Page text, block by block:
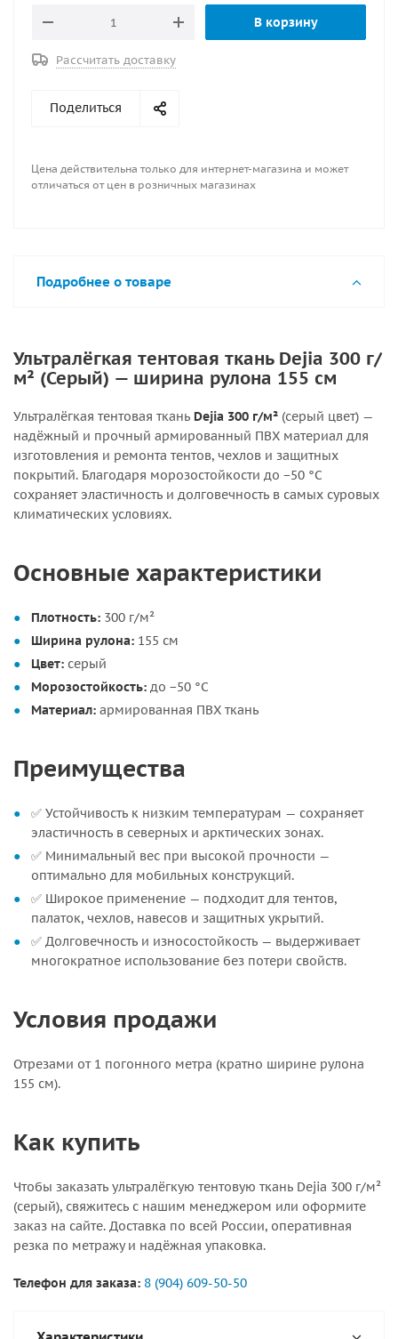
В корзину
Рассчитать доставку
Поделиться
Цена действительна только для интернет-магазина и может
отличаться от цен в розничных магазинах
Подробнее о товаре
Ультралёгкая тентовая ткань Dejia 300 г/
м² (Серый) — ширина рулона 155 см
Ультралёгкая тентовая ткань Dejia 300 г/м² (серый цвет) —
надёжный и прочный армированный ПВХ материал для
изготовления и ремонта тентов, чехлов и защитных
покрытий. Благодаря морозостойкости до −50 °C
сохраняет эластичность и долговечность в самых суровых
климатических условиях.
Основные характеристики
Плотность: 300 г/м²
Ширина рулона: 155 см
Цвет: серый
Морозостойкость: до −50 °C
Материал: армированная ПВХ ткань
Преимущества
✅ Устойчивость к низким температурам — сохраняет
эластичность в северных и арктических зонах.
✅ Минимальный вес при высокой прочности —
оптимально для мобильных конструкций.
✅ Широкое применение — подходит для тентов,
палаток, чехлов, навесов и защитных укрытий.
✅ Долговечность и износостойкость — выдерживает
многократное использование без потери свойств.
Условия продажи
Отрезами от 1 погонного метра (кратно ширине рулона
155 см).
Как купить
Чтобы заказать ультралёгкую тентовую ткань Dejia 300 г/м²
(серый), свяжитесь с нашим менеджером или оформите
заказ на сайте. Доставка по всей России, оперативная
резка по метражу и надёжная упаковка.
Телефон для заказа: 8 (904) 609-50-50